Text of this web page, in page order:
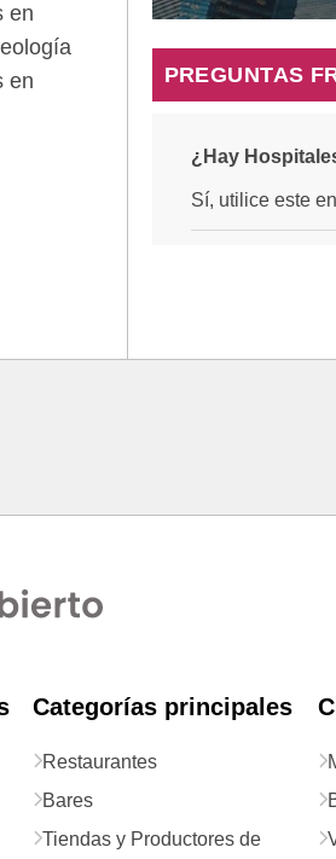
PREGUNTAS
¿Hay
Sí, utilice este
en
en
Categorías principales
Restaurantes
Bares
Tiendas y Productores de